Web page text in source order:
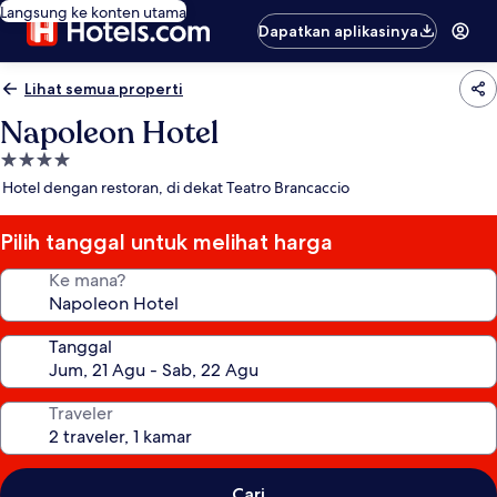
Langsung ke konten utama
Dapatkan aplikasinya
Lihat semua properti
Napoleon Hotel
Properti
bintang
Hotel dengan restoran, di dekat Teatro Brancaccio
Pilih tanggal untuk melihat harga
Ke mana?
Tanggal
Traveler